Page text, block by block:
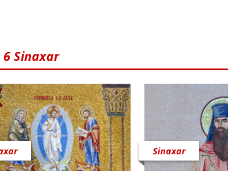
6 Sinaxar
Sinaxar